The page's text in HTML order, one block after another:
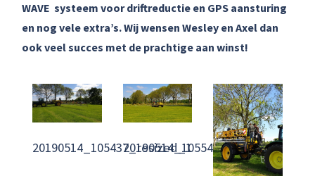
WAVE systeem voor driftreductie en GPS aansturing
en nog vele extra’s. Wij wensen Wesley en Axel dan
ook veel succes met de prachtige aan winst!
20190514_105437_resized_120190514_105548_resized_1